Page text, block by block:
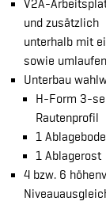
V2A-
und zusätzlich
unterhalb mit
sowie
Unterbau
H-Form 3-
Rautenprofil
1
1 Ablagerost
4 bzw. 6